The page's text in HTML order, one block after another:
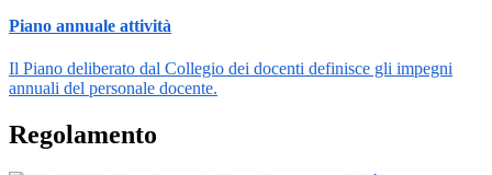
Piano annuale attività
Il Piano deliberato dal Collegio dei docenti definisce gli impegni
annuali del personale docente.
Regolamento